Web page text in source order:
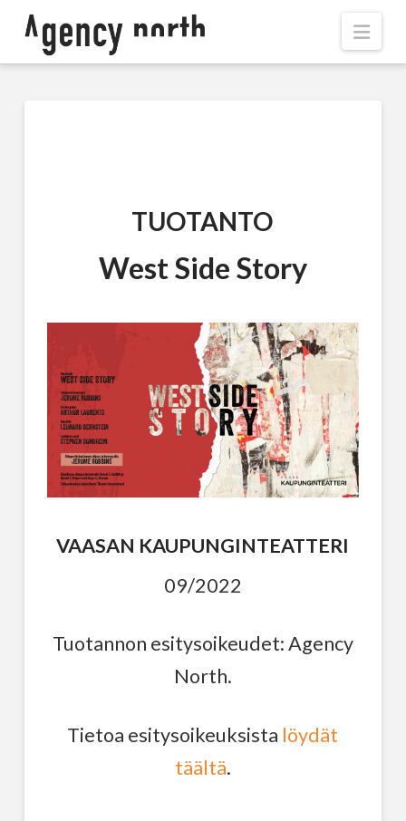
TUOTANTO
West Side Story
VAASAN KAUPUNGINTEATTERI
09/2022
Tuotannon esitysoikeudet: Agency
North.
Tietoa esitysoikeuksista löydät
täältä.